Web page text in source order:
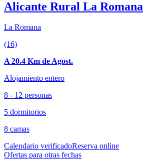
Alicante Rural La Romana
La Romana
(16)
A 20.4 Km de Agost.
Alojamiento entero
8 - 12 personas
5 dormitorios
8 camas
Calendario verificadoReserva online
Ofertas para otras fechas